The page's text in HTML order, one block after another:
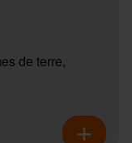
de terre,